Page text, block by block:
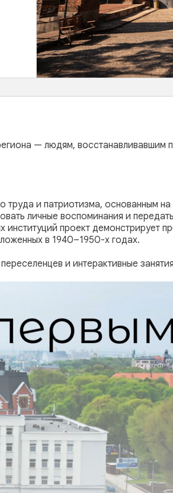
— людям, восстанавливавшим
и патриотизма, основанным
личные воспоминания и
институций проект демонстрирует
в 1940–1950-х годах.
и интерактивные